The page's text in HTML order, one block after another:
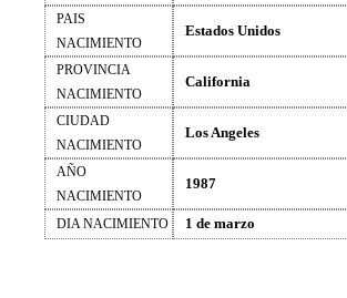
PAIS
NACIMIENTO
Estados Unidos
PROVINCIA
NACIMIENTO
California
CIUDAD
NACIMIENTO
Los Angeles
AÑO
NACIMIENTO
1987
DIA NACIMIENTO 1 de marzo